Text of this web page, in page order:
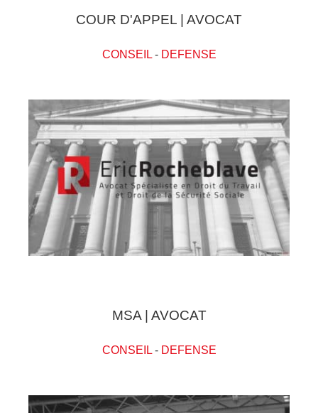
COUR D'APPEL | AVOCAT
CONSEIL- DEFENSE
MSA | AVOCAT
CONSEIL- DEFENSE